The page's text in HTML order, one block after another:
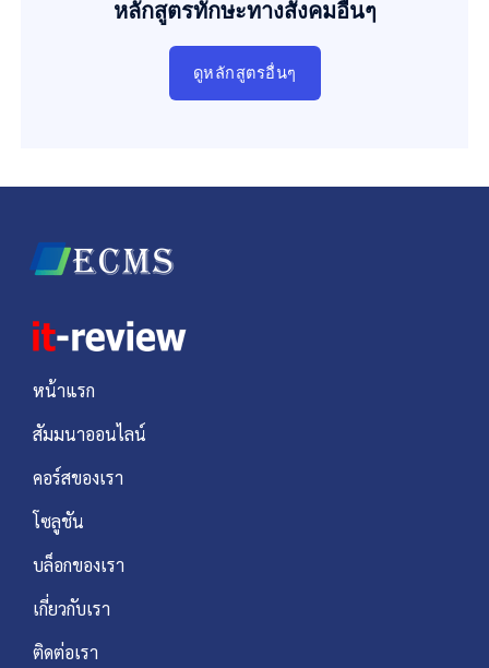
หลักสูตรทักษะทางสังคมอื่นๆ
ดูหลักสูตรอื่นๆ
หน้าแรก
สัมมนาออนไลน์
คอร์สของเรา
โซลูชัน
บล็อกของเรา
เกี่ยวกับเรา
ติดต่อเรา